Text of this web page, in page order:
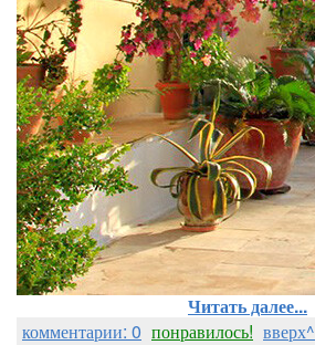
Читать далее...
комментарии: 0 понравилось! вверх^